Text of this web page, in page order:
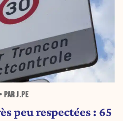
PAR J.PE
peu respectées : 65